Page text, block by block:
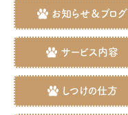
お知らせ＆ブログ
サービス内容
しつけの仕方